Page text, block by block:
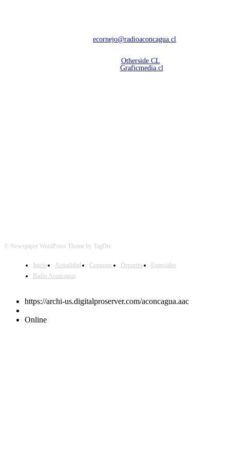
ecornejo@radioaconcagua.cl
Otherside CL
Graficmedia.cl
© Newspaper WordPress Theme by TagDiv
Inicio Actualidad Comunas Deportes
Especiales
Radio Aconcagua
https://archi-us.digitalproserver.com/aconcagua.aac
Online